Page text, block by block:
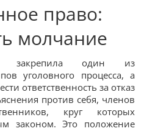
право:
молчание
закрепила один из
уголовного процесса, а
ответственность за отказ
против себя, членов
круг которых
законом. Это положение